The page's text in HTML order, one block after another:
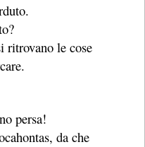
ritrovano le cose
persa!
da che